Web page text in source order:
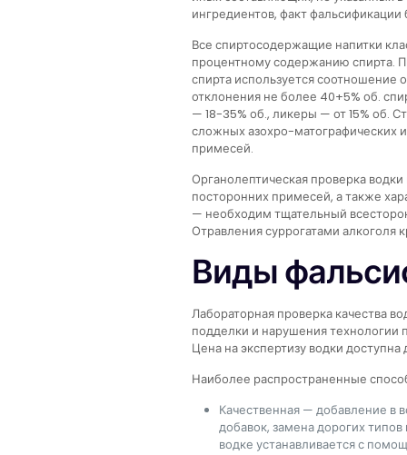
ингредиентов, факт
Все спиртосодержащие напитки
процентному содержанию спирта.
спирта используется соотношение
отклонения не более 40+5% об.
— 18-35% об., ликеры — от 15% об.
сложных азохро-матографических
примесей.
Органолептическая проверка
посторонних примесей, а также
— необходим тщательный
Отравления суррогатами алкоголя
Виды
Лабораторная проверка качества
подделки и нарушения технологии
Цена на экспертизу водки
Наиболее распространенные
Качественная — добавление в
добавок, замена дорогих
водке устанавливается с